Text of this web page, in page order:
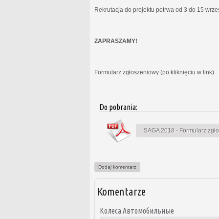
Rekrutacja do projektu potrwa od 3 do 15
ZAPRASZAMY!
Formularz zgłoszeniowy (po kliknięciu w link)
Do pobrania:
SAGA 2018 - Formularz
Dodaj komentarz
Komentarze
Колеса Автомобильные